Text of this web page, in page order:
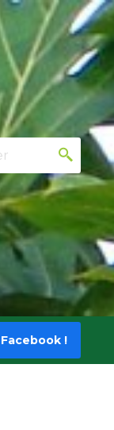
Facebook !